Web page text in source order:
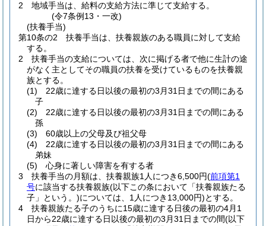
2
地域手当は、給料の支給方法に準じて支給する。
(令7条例13・一改)
(扶養手当)
第10条の2
扶養手当は、扶養親族のある職員に対して支給
する。
2
扶養手当の支給については、次に掲げる者で他に生計の途
がなく主としてその職員の扶養を受けているものを扶養親
族とする。
(1)
22歳に達する日以後の最初の3月31日までの間にある
子
(2)
22歳に達する日以後の最初の3月31日までの間にある
孫
(3)
60歳以上の父母及び祖父母
(4)
22歳に達する日以後の最初の3月31日までの間にある
弟妹
(5)
心身に著しい障害を有する者
3
扶養手当の月額は、扶養親族1人につき6,500円(前項第1
号に該当する扶養親族(以下この条において「扶養親族たる
子」という。)については、1人につき13,000円)とする。
4
扶養親族たる子のうちに15歳に達する日後の最初の4月1
日から22歳に達する日以後の最初の3月31日までの間(以下